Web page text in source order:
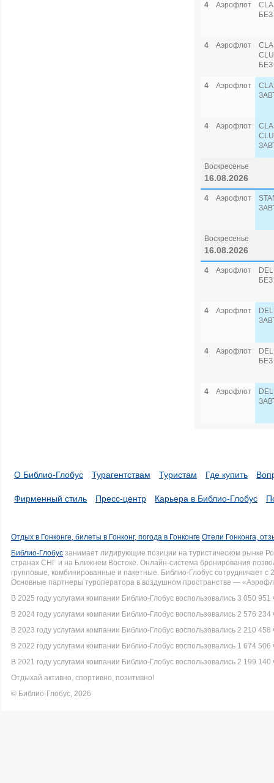
4 Аэрофлот
4 Аэрофлот
4 Аэрофлот
4 Аэрофлот
Воскресенье
16.08.2026
4 Аэрофлот
Воскресенье
16.08.2026
4 Аэрофлот
4 Аэрофлот
4 Аэрофлот
4 Аэрофлот
О Библио-Глобус Турагентствам Туристам Где купить
Фирменный стиль Пресс-центр Карьера в Библио-Глобус
Отдых в Гонконге, билеты в Гонконг, погода в Гонконге Отели Гонконга,
Библио-Глобус занимает лидирующие позиции на туристическом рынке
странах СНГ и на Ближнем Востоке. Онлайн-система бронирования
групповые, комбинированные и пакетные. Библио-Глобус сотрудничает
Основные партнеры туроператора в воздушном пространстве —
В 2025 году услугами компании Библио-Глобус воспользовались 3 050 951
В 2024 году услугами компании Библио-Глобус воспользовались 2 576 234
В 2023 году услугами компании Библио-Глобус воспользовались 2 210 458
В 2022 году услугами компании Библио-Глобус воспользовались 1 674 506
В 2021 году услугами компании Библио-Глобус воспользовались 2 199 140
Отдыхай активно, спортивно, позитивно!
© Библио-Глобус, 2026